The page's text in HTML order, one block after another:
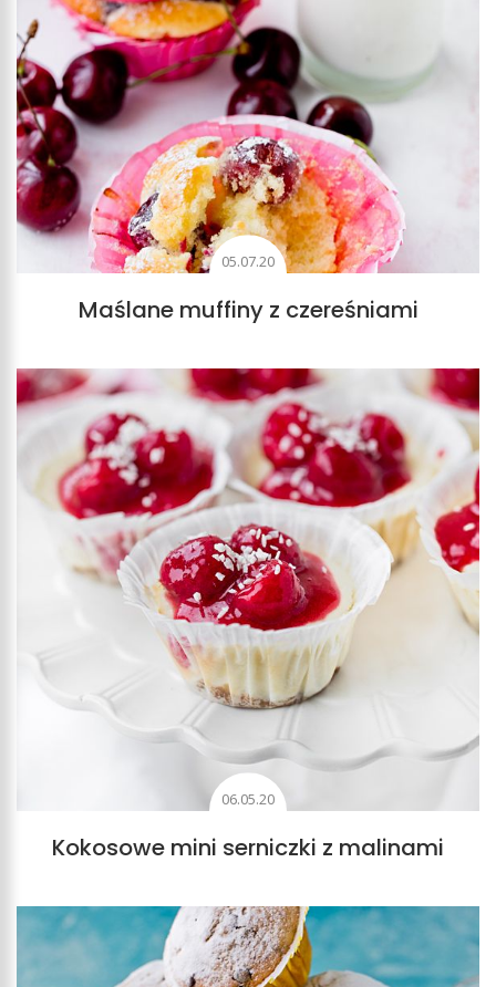
05.07.20
Maślane muffiny z czereśniami
06.05.20
Kokosowe mini serniczki z malinami